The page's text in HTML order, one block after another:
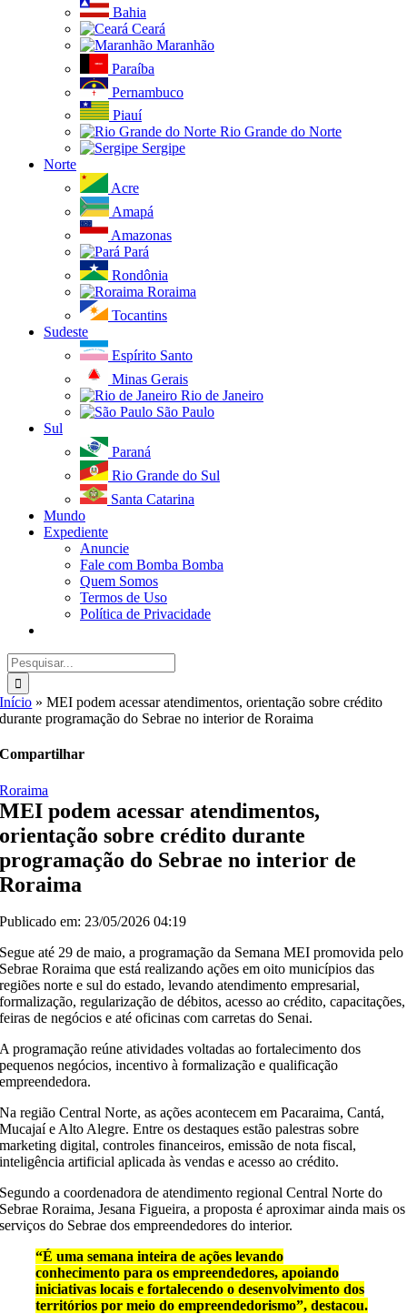
Bahia
Ceará
Maranhão
Paraíba
Pernambuco
Piauí
Rio Grande do Norte
Sergipe
Norte
Acre
Amapá
Amazonas
Pará
Rondônia
Roraima
Tocantins
Sudeste
Espírito Santo
Minas Gerais
Rio de Janeiro
São Paulo
Sul
Paraná
Rio Grande do Sul
Santa Catarina
Mundo
Expediente
Anuncie
Fale com Bomba Bomba
Quem Somos
Termos de Uso
Política de Privacidade
Buscar
resultados
para:
Início »MEI podem acessar atendimentos, orientação sobre crédito
durante programação do Sebrae no interior de Roraima
Compartilhar
Roraima
MEI podem acessar atendimentos,
orientação sobre crédito durante
programação do Sebrae no interior de
Roraima
Publicado em: 23/05/2026 04:19
Segue até 29 de maio, a programação da Semana MEI promovida pelo
Sebrae Roraima que está realizando ações em oito municípios das
regiões norte e sul do estado, levando atendimento empresarial,
formalização, regularização de débitos, acesso ao crédito, capacitações,
feiras de negócios e até oficinas com carretas do Senai.
A programação reúne atividades voltadas ao fortalecimento dos
pequenos negócios, incentivo à formalização e qualificação
empreendedora.
Na região Central Norte, as ações acontecem em Pacaraima, Cantá,
Mucajaí e Alto Alegre. Entre os destaques estão palestras sobre
marketing digital, controles financeiros, emissão de nota fiscal,
inteligência artificial aplicada às vendas e acesso ao crédito.
Segundo a coordenadora de atendimento regional Central Norte do
Sebrae Roraima, Jesana Figueira, a proposta é aproximar ainda mais os
serviços do Sebrae dos empreendedores do interior.
“É uma semana inteira de ações levando
conhecimento para os empreendedores, apoiando
iniciativas locais e fortalecendo o desenvolvimento dos
territórios por meio do empreendedorismo”, destacou.